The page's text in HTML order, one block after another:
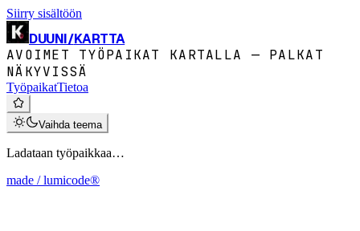
Siirry sisältöön
DUUNI/KARTTA
AVOIMET TYÖPAIKAT KARTALLA — PALKAT
NÄKYVISSÄ
TyöpaikatTietoa
Vaihda teema
Ladataan työpaikkaa…
made / lumicode®